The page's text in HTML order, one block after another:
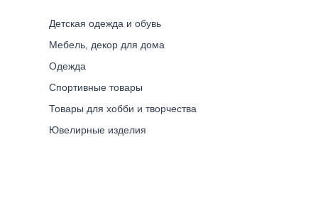
Детская одежда и обувь
Мебель, декор для дома
Одежда
Спортивные товары
Товары для хобби и творчества
Ювелирные изделия